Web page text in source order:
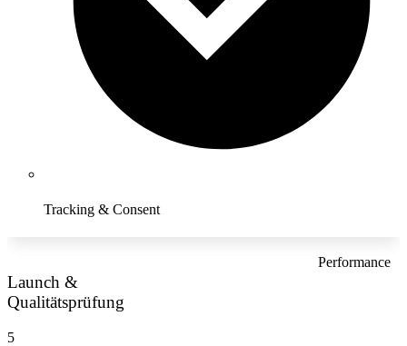
Tracking & Consent
Performance
Launch &
Qualitätsprüfung
5